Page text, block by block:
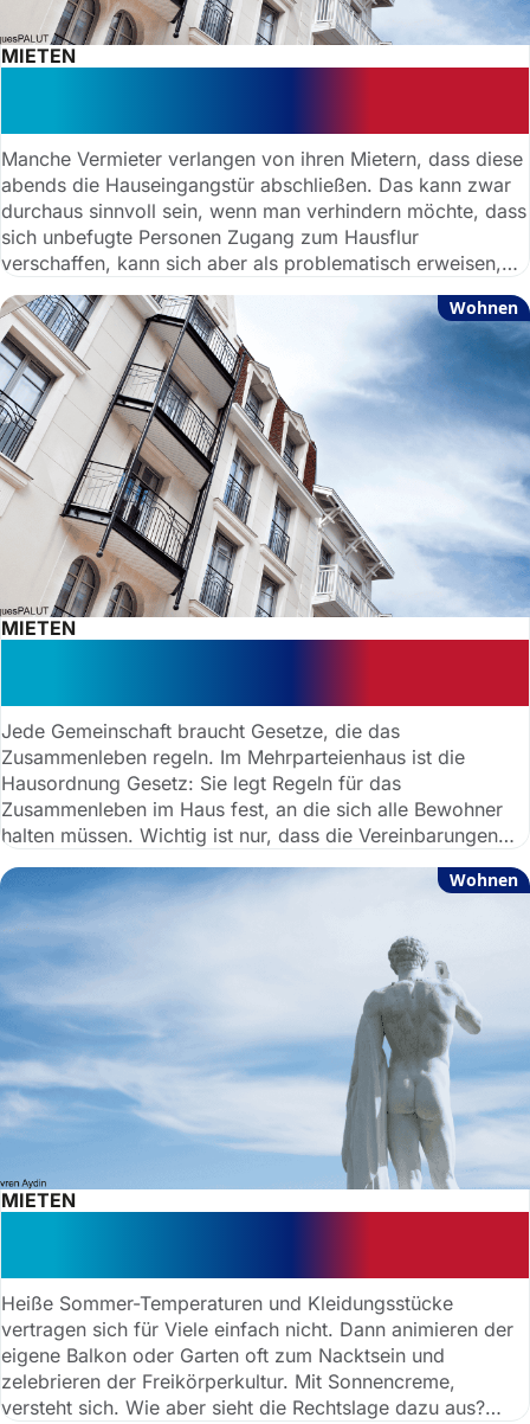
MIETEN
Manche Vermieter verlangen von ihren Mietern, dass diese
abends die Hauseingangstür abschließen. Das kann zwar
durchaus sinnvoll sein, wenn man verhindern möchte, dass
sich unbefugte Personen Zugang zum Hausflur
verschaffen, kann sich aber als problematisch erweisen,
wenn es im Haus einmal brennen sollte und dann der
rettende Ausgang durch eine abgeschlossene Tür versperrt
ist.
Wohnen
MIETEN
Jede Gemeinschaft braucht Gesetze, die das
Zusammenleben regeln. Im Mehrparteienhaus ist die
Hausordnung Gesetz: Sie legt Regeln für das
Zusammenleben im Haus fest, an die sich alle Bewohner
halten müssen. Wichtig ist nur, dass die Vereinbarungen
allen Mietern bekannt gemacht werden –beispielsweise
indem sie im Hausflur aushängen.
Wohnen
MIETEN
Heiße Sommer-Temperaturen und Kleidungsstücke
vertragen sich für Viele einfach nicht. Dann animieren der
eigene Balkon oder Garten oft zum Nacktsein und
zelebrieren der Freikörperkultur. Mit Sonnencreme,
versteht sich. Wie aber sieht die Rechtslage dazu aus?